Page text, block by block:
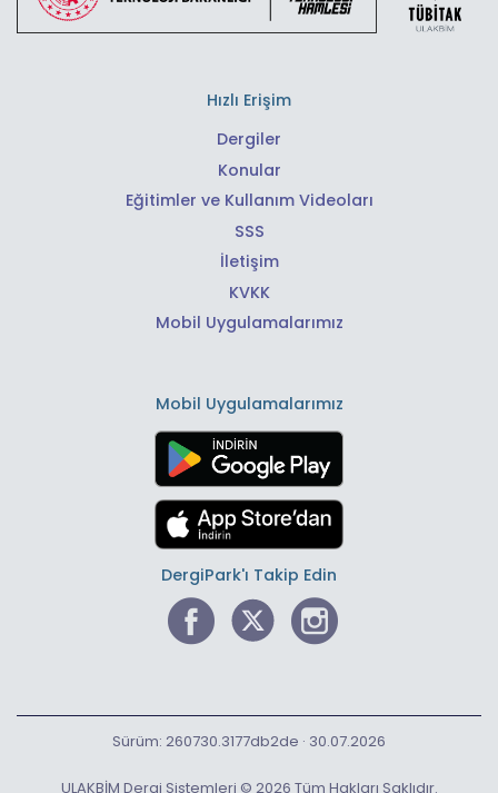
Hızlı Erişim
Dergiler
Konular
Eğitimler ve Kullanım Videoları
SSS
İletişim
KVKK
Mobil Uygulamalarımız
Mobil Uygulamalarımız
DergiPark'ı Takip Edin
ULAKBİM Dergi Sistemleri © 2026 Tüm Hakları Saklıdır.
Sürüm: 260730.3177db2de · 30.07.2026